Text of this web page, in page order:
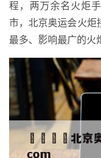
程，两万余名火炬
市，北京奥运会火炬
最多、影响最广的火